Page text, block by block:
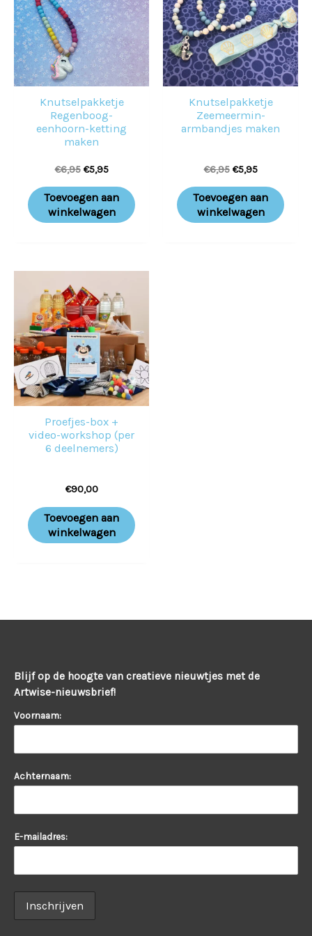
Knutselpakketje
Regenboog-
eenhoorn-ketting
maken
€6,95 €5,95
Toevoegen aan
winkelwagen
Knutselpakketje
Zeemeermin-
armbandjes maken
€6,95 €5,95
Toevoegen aan
winkelwagen
Proefjes-box +
video-workshop (per
6 deelnemers)
€90,00
Toevoegen aan
winkelwagen
Blijf op de hoogte van creatieve nieuwtjes met de
Artwise-nieuwsbrief!
Voornaam:
Achternaam:
E-mailadres: